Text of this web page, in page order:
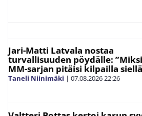
Jari-Matti Latvala nostaa
turvallisuuden pöydälle:
MM-sarjan pitäisi kilpailla
Taneli Niinimäki | 07.08.202622:26